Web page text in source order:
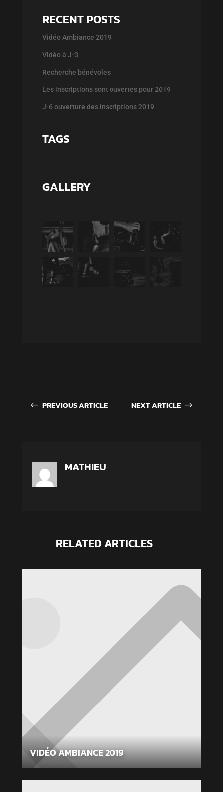
RECENT POSTS
Vidéo Ambiance 2019
Vidéo à J-3
Recherche bénévoles
Les inscriptions sont ouvertes pour 2019
J-6 ouverture des inscriptions 2019
TAGS
GALLERY
# PREVIOUS ARTICLE NEXT ARTICLE $
MATHIEU
RELATED ARTICLES
VIDÉO AMBIANCE 2019